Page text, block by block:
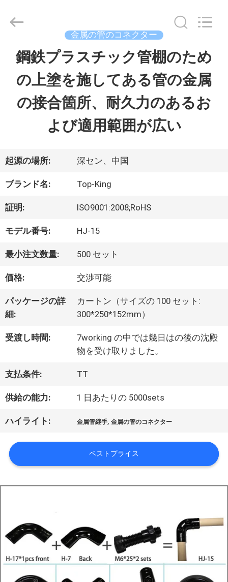
わ
た
し
た
ち
に
つ
い
工
場
ツ
ア
ー
品
質
Shenzhen
金属の管のコネクター
鋼鉄プラスチック管棚のため
の上塗を施してある管の金属
の接合箇所、耐久力のあるお
よび適用範囲が広い
起源の場所: 深セン、中国
ブランド名: Top-King
証明: ISO9001:2008;RoHS
モデル番号: HJ-15
最小注文数量: 500 セット
価格: 交渉可能
パッケージの詳
細:
カートン（サイズの 100 セット:
300*250*152mm）
受渡し時間:
7working の中では幾日はの後の沈殿
物を受け取りました。
支払条件: TT
供給の能力: 1 日あたりの 5000sets
ハイライト: 金属管継手,金属の管のコネクター
ベストプライス